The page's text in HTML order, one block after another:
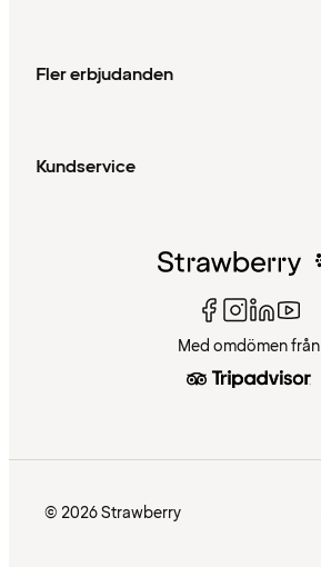
Fler erbjudanden
Kundservice
Med omdömen från
© 2026 Strawberry